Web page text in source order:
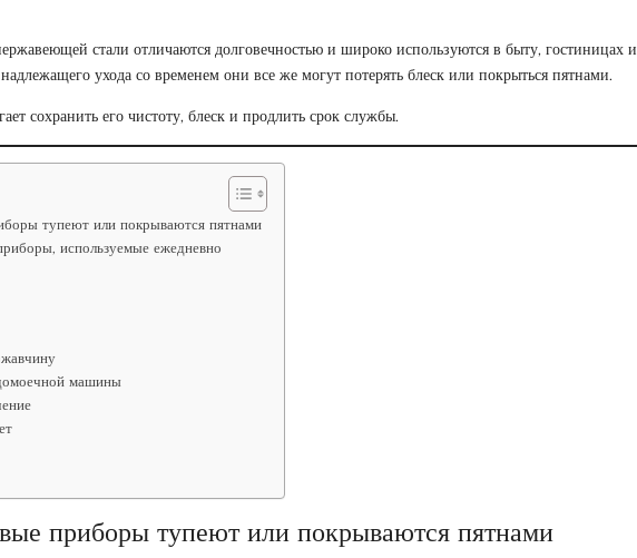
стали отличаются долговечностью и широко используются в быту, гостиницах и
ухода со временем они все же могут потерять блеск или покрыться пятнами.
сохранить его чистоту, блеск и продлить срок службы.
тупеют или покрываются пятнами
используемые ежедневно
машины
приборы тупеют или покрываются пятнами